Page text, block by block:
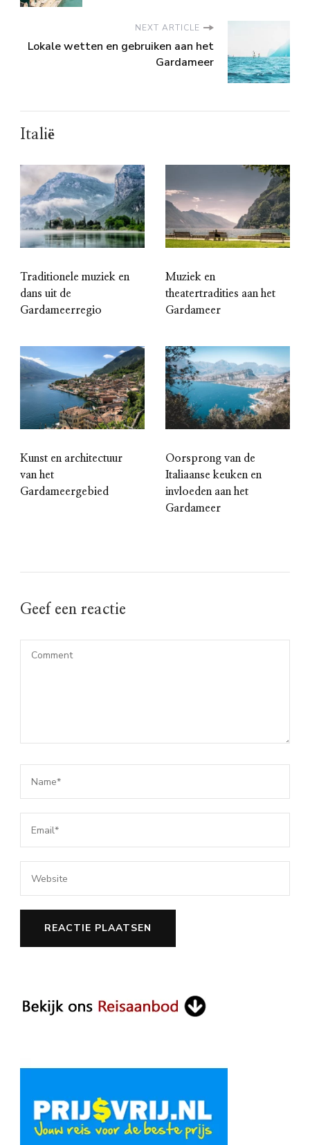
NEXT ARTICLE
Lokale wetten en gebruiken aan het
Gardameer
Italië
Traditionele muziek en
dans uit de
Gardameerregio
Muziek en
theatertradities aan het
Gardameer
Kunst en architectuur
van het
Gardameergebied
Oorsprong van de
Italiaanse keuken en
invloeden aan het
Gardameer
Geef een reactie